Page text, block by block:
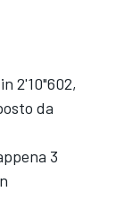
2'10"602,
da
3